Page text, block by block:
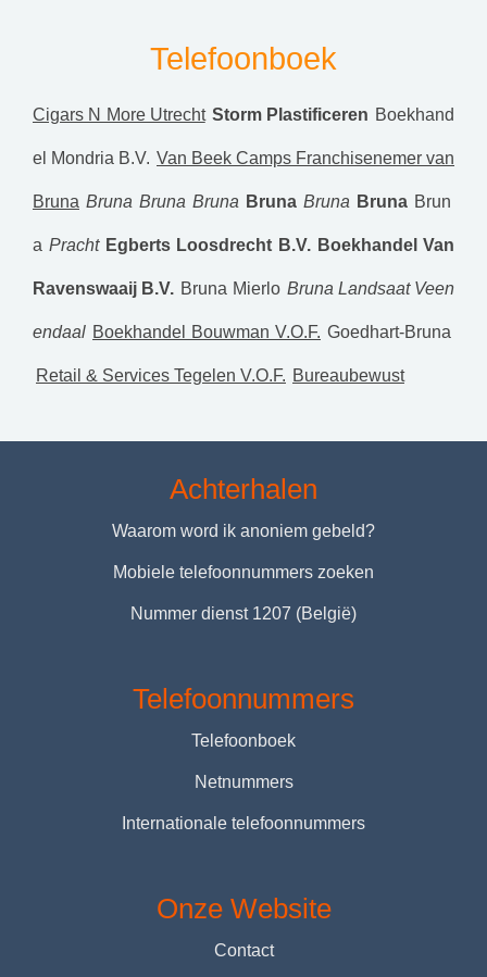
Telefoonboek
Cigars N More Utrecht Storm Plastificeren Boekhand
el Mondria B.V. Van Beek Camps Franchisenemer van
Bruna Bruna Bruna Bruna Bruna Bruna Bruna Brun
a Pracht Egberts Loosdrecht B.V. Boekhandel Van
Ravenswaaij B.V. Bruna Mierlo Bruna Landsaat Veen
endaal Boekhandel Bouwman V.O.F. Goedhart-Bruna
Retail & Services Tegelen V.O.F. Bureaubewust
Achterhalen
Waarom word ik anoniem gebeld?
Mobiele telefoonnummers zoeken
Nummer dienst 1207 (België)
Telefoonnummers
Telefoonboek
Netnummers
Internationale telefoonnummers
Onze Website
Contact